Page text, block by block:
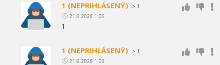
1 (NEPRIHLÁSENÝ) -> 1
21.6.2026 1:06
1
1 (NEPRIHLÁSENÝ) -> 1
21.6.2026 1:06